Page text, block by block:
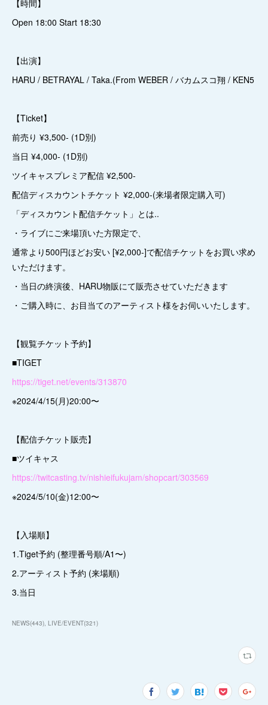
【時間】
Open 18:00 Start 18:30
【出演】
HARU / BETRAYAL / Taka.(From WEBER / バカムスコ翔 / KEN5
【Ticket】
前売り ¥3,500- (1D別)
当日 ¥4,000- (1D別)
ツイキャスプレミア配信 ¥2,500-
配信ディスカウントチケット ¥2,000-(来場者限定購入可)
「ディスカウント配信チケット」とは..
・ライブにご来場頂いた方限定で、
通常より500円ほどお安い [¥2,000-]で配信チケットをお買い求め
いただけます。
・当日の終演後、HARU物販にて販売させていただきます
・ご購入時に、お目当てのアーティスト様をお伺いいたします。
【観覧チケット予約】
■TIGET
https://tiget.net/events/313870
※2024/4/15(月)20:00〜
【配信チケット販売】
■ツイキャス
https://twitcasting.tv/nishieifukujam/shopcart/303569
※2024/5/10(金)12:00〜
【入場順】
1.Tiget予約 (整理番号順/A1〜)
2.アーティスト予約 (来場順)
3.当日
NEWS(443) LIVE/EVENT(321)